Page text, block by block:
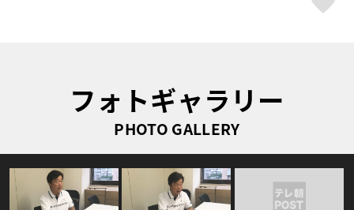
フォトギャラリー
PHOTO GALLERY